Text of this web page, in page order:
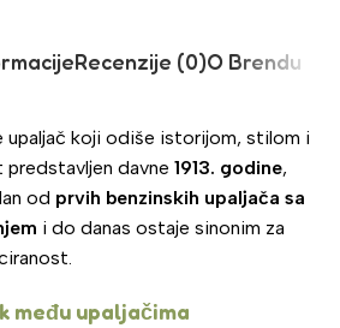
Recenzije (0)O Brendu
upaljač koji odiše istorijom, stilom i
predstavljen davne 1913. godine,
od prvih benzinskih upaljača sa
i do danas ostaje sinonim za
među upaljačima